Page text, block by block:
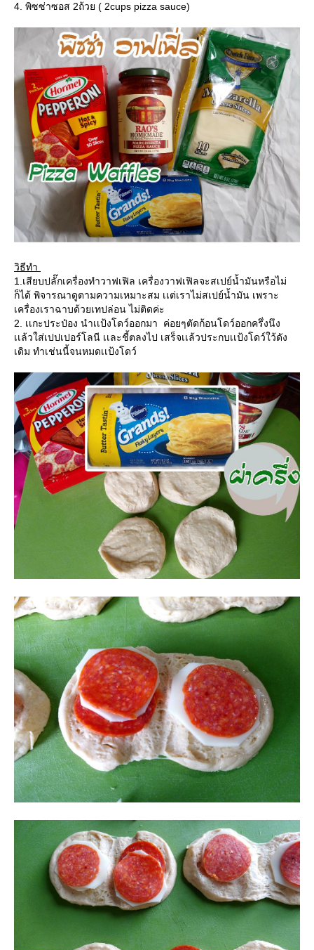
4. พิซซ่าซอส 2ถ้วย ( 2cups pizza sauce)
วิธีทำ
1.เสียบปลั๊กเครื่องทำวาฟเฟิล เครื่องวาฟเฟิลจะสเปย์น้ำมันหรือไม่
ก็ได้ พิจารณาดูตามความเหมาะสม เเต่เราไม่สเปย์น้ำมัน เพราะ
เครื่องเราฉาบด้วยเทปล่อน ไม่ติดค่ะ
2. เเกะประป๋อง นำเเป้งโดว์ออกมา ค่อยๆตัดก้อนโดว์ออกครึ่งนึง
เเล้วใส่เปปเปอร์โลนี เเละชี้ตลงไป เสร็จเเล้วประกบเเป้งโดว์ใว้ดัง
เดิม ทำเช่นนี้จนหมดเเป้งโดว์